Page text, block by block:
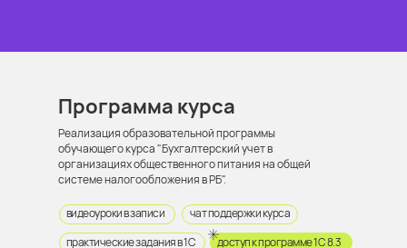
Программа курса
видеоуроки в записи
практические задания в 1С
чат поддержки курса
доступ к программе 1С 8.3
Реализация образовательной программы
обучающего курса "Бухгалтерский учет в
организациях общественного питания на общей
системе налогообложения в РБ".